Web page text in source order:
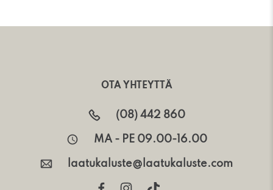
OTA YHTEYTTÄ
(08) 442 860
MA - PE 09.00-16.00
laatukaluste@laatukaluste.com